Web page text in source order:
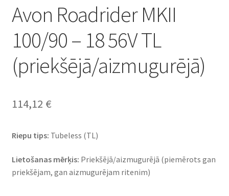
Avon Roadrider MKII
100/90 – 18 56V TL
(priekšējā/aizmugurējā)
114,12 €
Riepu tips: Tubeless (TL)
Lietošanas mērķis: Priekšējā/aizmugurējā (piemērots gan
priekšējam, gan aizmugurējam ritenim)